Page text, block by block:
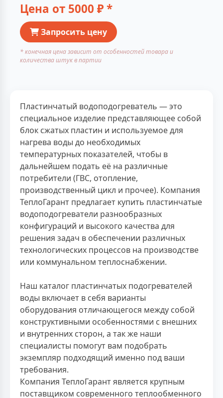
Цена от 5000 ₽ *
Запросить цену
* конечная цена зависит от особенностей товара и
количества штук в партии
Пластинчатый водоподогреватель — это
специальное изделие представляющее собой
блок сжатых пластин и используемое для
нагрева воды до необходимых
температурных показателей, чтобы в
дальнейшем подать её на различные
потребители (ГВС, отопление,
производственный цикл и прочее). Компания
ТеплоГарант предлагает купить пластинчатые
водоподогреватели разнообразных
конфигураций и высокого качества для
решения задач в обеспечении различных
технологических процессов на производстве
или коммунальном теплоснабжении.
Наш каталог пластинчатых подогревателей
воды включает в себя варианты
оборудования отличающегося между собой
конструктивными особенностями с внешних
и внутренних сторон, а так же наши
специалисты помогут вам подобрать
экземпляр подходящий именно под ваши
требования.
Компания ТеплоГарант является крупным
поставщиком современного теплообменного